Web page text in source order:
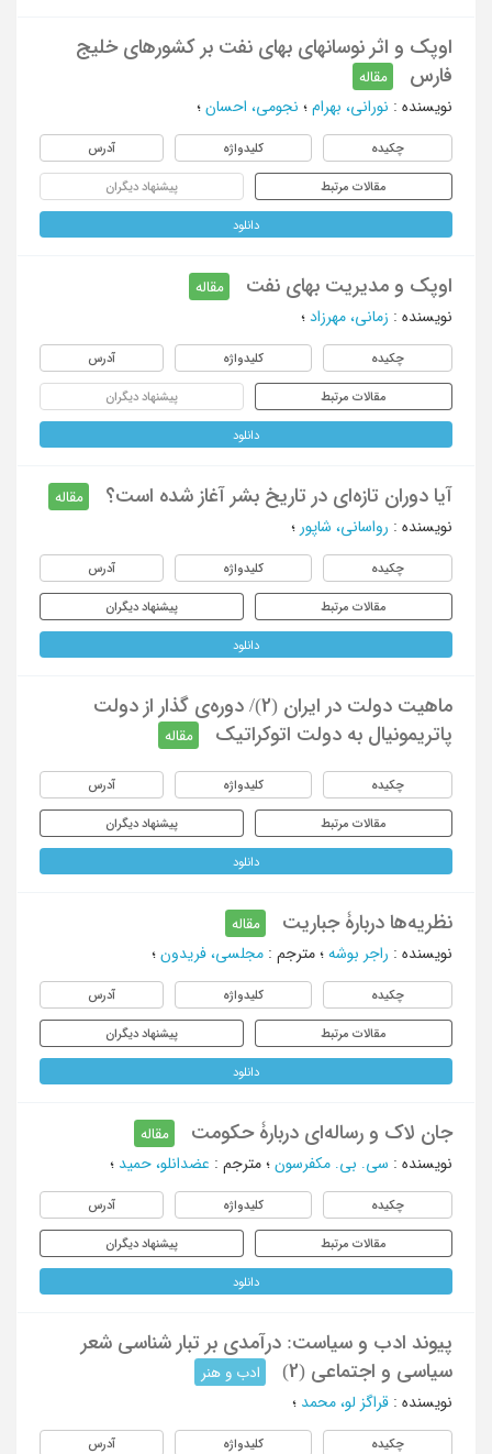
اوپک و اثر نوسانهای بهای نفت بر کشورهای خلیج
فارس
مقاله
نویسنده : نورانی، بهرام ؛ نجومی، احسان ؛
چکیده کلیدواژه آدرس
مقالات مرتبط پیشنهاد دیگران
دانلود
اوپک و مدیریت بهای نفت
مقاله
نویسنده : زمانی، مهرزاد ؛
چکیده کلیدواژه آدرس
مقالات مرتبط پیشنهاد دیگران
دانلود
آیا دوران تازه‌ای در تاریخ بشر آغاز شده است؟
مقاله
نویسنده : رواسانی، شاپور ؛
چکیده کلیدواژه آدرس
مقالات مرتبط پیشنهاد دیگران
دانلود
ماهیت دولت در ایران (2)/ دوره‌ی گذار از دولت
پاتریمونیال به دولت اتوکراتیک
مقاله
چکیده کلیدواژه آدرس
مقالات مرتبط پیشنهاد دیگران
دانلود
نظریه‌ها دربارۀ جباریت
مقاله
نویسنده : راجر بوشه ؛ مترجم : مجلسی، فریدون ؛
چکیده کلیدواژه آدرس
مقالات مرتبط پیشنهاد دیگران
دانلود
جان لاک و رساله‌ای دربارۀ حکومت
مقاله
نویسنده : سی. بی. مکفرسون ؛ مترجم : عضدانلو، حمید ؛
چکیده کلیدواژه آدرس
مقالات مرتبط پیشنهاد دیگران
دانلود
پیوند ادب و سیاست: درآمدی بر تبار شناسی شعر
سیاسی و اجتماعی (2)
ادب و هنر
نویسنده : قراگز لو، محمد ؛
چکیده کلیدواژه آدرس